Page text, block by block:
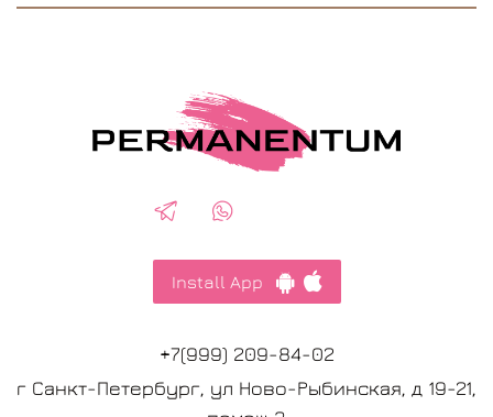
Install App
+7(999) 209-84-02
г Санкт-Петербург, ул Ново-Рыбинская, д 19-21,